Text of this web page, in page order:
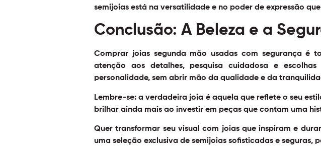
semijoias está na versatilidade e no poder de expressão
Conclusão: A Beleza e a
Comprar joias segunda mão usadas com segurança é
atenção aos detalhes, pesquisa cuidadosa e
personalidade, sem abrir mão da qualidade e da
Lembre-se: a verdadeira joia é aquela que reflete o seu
brilhar ainda mais ao investir em peças que contam uma
Quer transformar seu visual com joias que inspiram e
uma seleção exclusiva de semijoias sofisticadas e seguras,